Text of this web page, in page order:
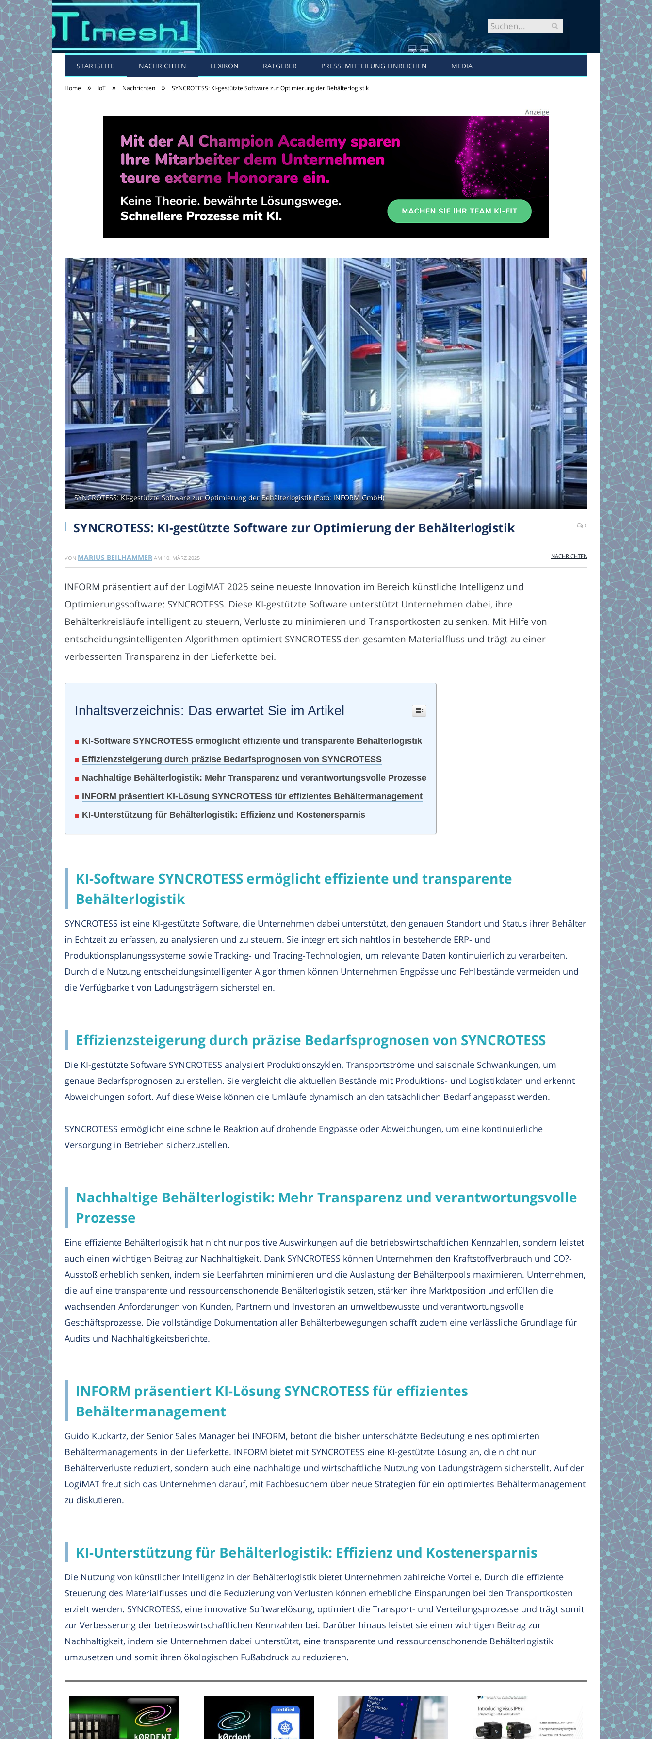
STARTSEITE NACHRICHTEN LEXIKON RATGEBER PRESSEMITTEILUNG EINREICHEN MEDIA
Home » IoT » Nachrichten » SYNCROTESS: KI-gestützte Software zur Optimierung der Behälterlogistik
SYNCROTESS: KI-gestützte Software zur Optimierung der Behälterlogistik (Foto: INFORM GmbH)
SYNCROTESS: KI-gestützte Software zur Optimierung der Behälterlogistik 0
VON MARIUS BEILHAMMER AM 10. MÄRZ 2025 NACHRICHTEN
INFORM präsentiert auf der LogiMAT 2025 seine neueste Innovation im Bereich künstliche Intelligenz und
Optimierungssoftware: SYNCROTESS. Diese KI-gestützte Software unterstützt Unternehmen dabei, ihre
Behälterkreisläufe intelligent zu steuern, Verluste zu minimieren und Transportkosten zu senken. Mit Hilfe von
entscheidungsintelligenten Algorithmen optimiert SYNCROTESS den gesamten Materialfluss und trägt zu einer
verbesserten Transparenz in der Lieferkette bei.
Inhaltsverzeichnis: Das erwartet Sie im Artikel
KI-Software SYNCROTESS ermöglicht effiziente und transparente Behälterlogistik
Effizienzsteigerung durch präzise Bedarfsprognosen von SYNCROTESS
Nachhaltige Behälterlogistik: Mehr Transparenz und verantwortungsvolle Prozesse
INFORM präsentiert KI-Lösung SYNCROTESS für effizientes Behältermanagement
KI-Unterstützung für Behälterlogistik: Effizienz und Kostenersparnis
KI-Software SYNCROTESS ermöglicht effiziente und transparente
Behälterlogistik
SYNCROTESS ist eine KI-gestützte Software, die Unternehmen dabei unterstützt, den genauen Standort und Status ihrer Behälter
in Echtzeit zu erfassen, zu analysieren und zu steuern. Sie integriert sich nahtlos in bestehende ERP- und
Produktionsplanungssysteme sowie Tracking- und Tracing-Technologien, um relevante Daten kontinuierlich zu verarbeiten.
Durch die Nutzung entscheidungsintelligenter Algorithmen können Unternehmen Engpässe und Fehlbestände vermeiden und
die Verfügbarkeit von Ladungsträgern sicherstellen.
Effizienzsteigerung durch präzise Bedarfsprognosen von SYNCROTESS
Die KI-gestützte Software SYNCROTESS analysiert Produktionszyklen, Transportströme und saisonale Schwankungen, um
genaue Bedarfsprognosen zu erstellen. Sie vergleicht die aktuellen Bestände mit Produktions- und Logistikdaten und erkennt
Abweichungen sofort. Auf diese Weise können die Umläufe dynamisch an den tatsächlichen Bedarf angepasst werden.
SYNCROTESS ermöglicht eine schnelle Reaktion auf drohende Engpässe oder Abweichungen, um eine kontinuierliche
Versorgung in Betrieben sicherzustellen.
Nachhaltige Behälterlogistik: Mehr Transparenz und verantwortungsvolle
Prozesse
Eine effiziente Behälterlogistik hat nicht nur positive Auswirkungen auf die betriebswirtschaftlichen Kennzahlen, sondern leistet
auch einen wichtigen Beitrag zur Nachhaltigkeit. Dank SYNCROTESS können Unternehmen den Kraftstoffverbrauch und CO?-
Ausstoß erheblich senken, indem sie Leerfahrten minimieren und die Auslastung der Behälterpools maximieren. Unternehmen,
die auf eine transparente und ressourcenschonende Behälterlogistik setzen, stärken ihre Marktposition und erfüllen die
wachsenden Anforderungen von Kunden, Partnern und Investoren an umweltbewusste und verantwortungsvolle
Geschäftsprozesse. Die vollständige Dokumentation aller Behälterbewegungen schafft zudem eine verlässliche Grundlage für
Audits und Nachhaltigkeitsberichte.
INFORM präsentiert KI-Lösung SYNCROTESS für effizientes
Behältermanagement
Guido Kuckartz, der Senior Sales Manager bei INFORM, betont die bisher unterschätzte Bedeutung eines optimierten
Behältermanagements in der Lieferkette. INFORM bietet mit SYNCROTESS eine KI-gestützte Lösung an, die nicht nur
Behälterverluste reduziert, sondern auch eine nachhaltige und wirtschaftliche Nutzung von Ladungsträgern sicherstellt. Auf der
LogiMAT freut sich das Unternehmen darauf, mit Fachbesuchern über neue Strategien für ein optimiertes Behältermanagement
zu diskutieren.
KI-Unterstützung für Behälterlogistik: Effizienz und Kostenersparnis
Die Nutzung von künstlicher Intelligenz in der Behälterlogistik bietet Unternehmen zahlreiche Vorteile. Durch die effiziente
Steuerung des Materialflusses und die Reduzierung von Verlusten können erhebliche Einsparungen bei den Transportkosten
erzielt werden. SYNCROTESS, eine innovative Softwarelösung, optimiert die Transport- und Verteilungsprozesse und trägt somit
zur Verbesserung der betriebswirtschaftlichen Kennzahlen bei. Darüber hinaus leistet sie einen wichtigen Beitrag zur
Nachhaltigkeit, indem sie Unternehmen dabei unterstützt, eine transparente und ressourcenschonende Behälterlogistik
umzusetzen und somit ihren ökologischen Fußabdruck zu reduzieren.